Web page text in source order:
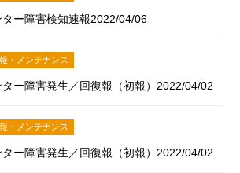
ター障害検知速報2022/04/06
・メンテナンス
ター障害発生／回復報（初報）2022/04/02
・メンテナンス
ター障害発生／回復報（初報）2022/04/02